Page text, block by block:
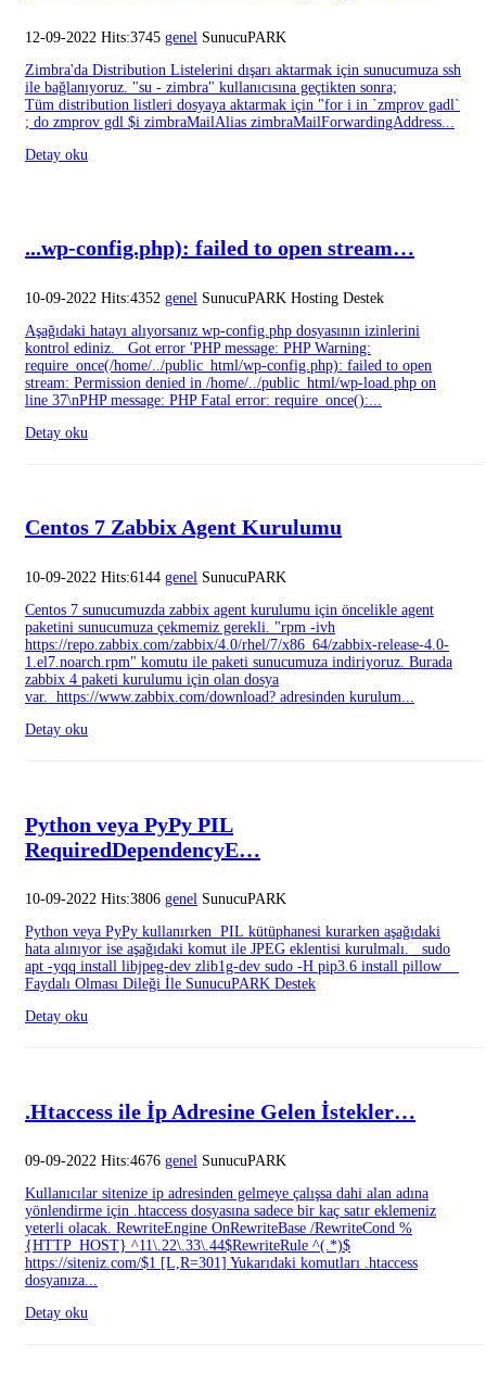
12-09-2022 Hits:3745 genel SunucuPARK
Zimbra'da Distribution Listelerini dışarı aktarmak için sunucumuza ssh
ile bağlanıyoruz. "su - zimbra" kullanıcısına geçtikten sonra;
Tüm distribution listleri dosyaya aktarmak için "for i in `zmprov gadl`
; do zmprov gdl $i zimbraMailAlias zimbraMailForwardingAddress...
Detay oku
...wp-config.php): failed to open stream…
10-09-2022 Hits:4352 genel SunucuPARK Hosting Destek
Aşağıdaki hatayı alıyorsanız wp-config.php dosyasının izinlerini
kontrol ediniz. Got error 'PHP message: PHP Warning:
require_once(/home/../public_html/wp-config.php): failed to open
stream: Permission denied in /home/../public_html/wp-load.php on
line 37\nPHP message: PHP Fatal error: require_once():...
Detay oku
Centos 7 Zabbix Agent Kurulumu
10-09-2022 Hits:6144 genel SunucuPARK
Centos 7 sunucumuzda zabbix agent kurulumu için öncelikle agent
paketini sunucumuza çekmemiz gerekli. "rpm -ivh
https://repo.zabbix.com/zabbix/4.0/rhel/7/x86_64/zabbix-release-4.0-
1.el7.noarch.rpm" komutu ile paketi sunucumuza indiriyoruz. Burada
zabbix 4 paketi kurulumu için olan dosya
var. https://www.zabbix.com/download? adresinden kurulum...
Detay oku
Python veya PyPy PIL
RequiredDependencyE…
10-09-2022 Hits:3806 genel SunucuPARK
Python veya PyPy kullanırken PIL kütüphanesi kurarken aşağıdaki
hata alınıyor ise aşağıdaki komut ile JPEG eklentisi kurulmalı. sudo
apt -yqq install libjpeg-dev zlib1g-dev sudo -H pip3.6 install pillow
Faydalı Olması Dileği İle SunucuPARK Destek
Detay oku
.Htaccess ile İp Adresine Gelen İstekler…
09-09-2022 Hits:4676 genel SunucuPARK
Kullanıcılar sitenize ip adresinden gelmeye çalışsa dahi alan adına
yönlendirme için .htaccess dosyasına sadece bir kaç satır eklemeniz
yeterli olacak. RewriteEngine OnRewriteBase /RewriteCond %
{HTTP_HOST} ^11\.22\.33\.44$RewriteRule ^(.*)$
https://siteniz.com/$1 [L,R=301] Yukarıdaki komutları .htaccess
dosyanıza...
Detay oku